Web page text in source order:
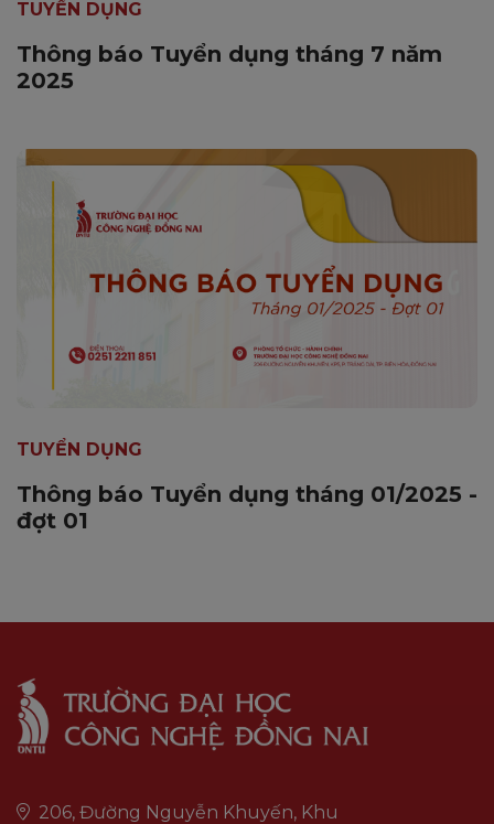
TUYỂN DỤNG
Thông báo Tuyển dụng tháng 7 năm
2025
TUYỂN DỤNG
Thông báo Tuyển dụng tháng 01/2025 -
đợt 01
206, Đường Nguyễn Khuyến, Khu